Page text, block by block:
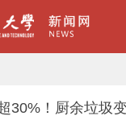
30%！厨余垃圾